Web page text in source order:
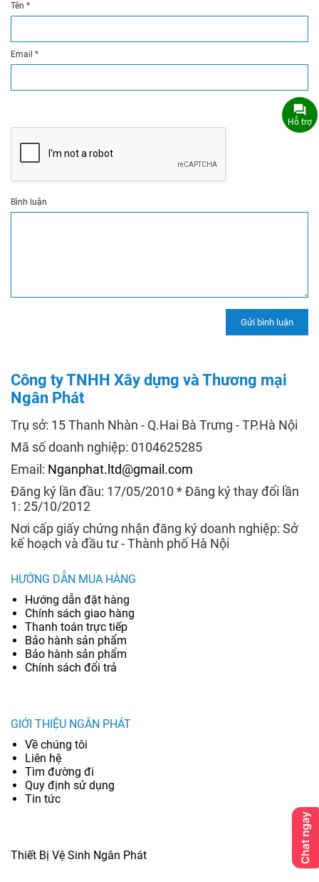
Tên *
Email *
Bình luận
Công ty TNHH Xây dựng và Thương mại
Ngân Phát
Trụ sở: 15 Thanh Nhàn - Q.Hai Bà Trưng - TP.Hà Nội
Mã số doanh nghiệp: 0104625285
Email: Nganphat.ltd@gmail.com
Đăng ký lần đầu: 17/05/2010 * Đăng ký thay đổi lần
1: 25/10/2012
Nơi cấp giấy chứng nhận đăng ký doanh nghiệp: Sở
kế hoạch và đầu tư - Thành phố Hà Nội
HƯỚNG DẪN MUA HÀNG
Hướng dẫn đặt hàng
Chính sách giao hàng
Thanh toán trực tiếp
Bảo hành sản phẩm
Bảo hành sản phẩm
Chính sách đổi trả
GIỚI THIỆU NGÂN PHÁT
Về chúng tôi
Liên hệ
Tìm đường đi
Quy định sử dụng
Tin tức
Thiết Bị Vệ Sinh Ngân Phát
Hỗ trợ